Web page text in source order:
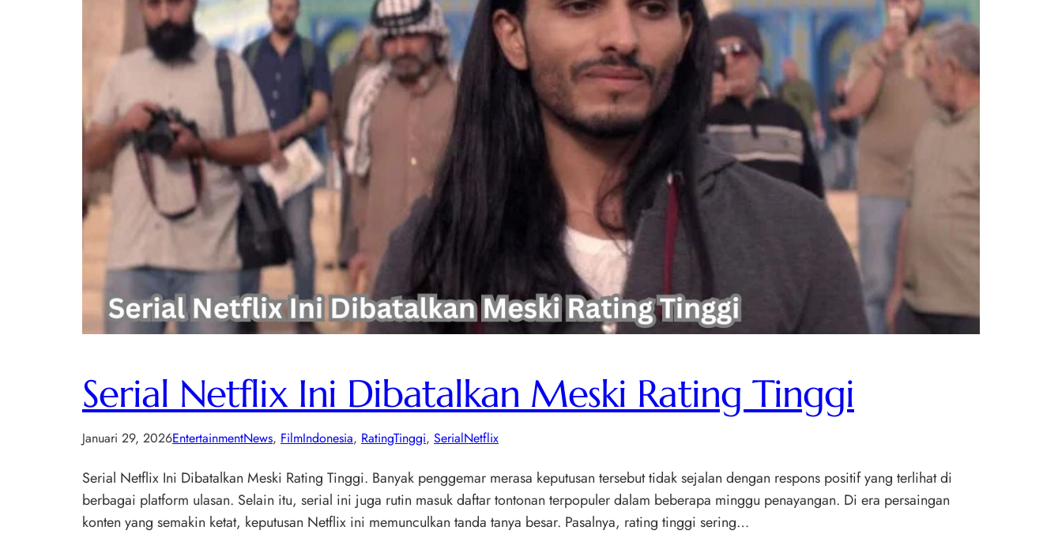
Serial Netflix Ini Dibatalkan Meski Rating Tinggi
Januari 29, 2026EntertainmentNews, FilmIndonesia, RatingTinggi, SerialNetflix
Serial Netflix Ini Dibatalkan Meski Rating Tinggi. Banyak penggemar merasa keputusan tersebut tidak sejalan dengan respons positif yang terlihat di
berbagai platform ulasan. Selain itu, serial ini juga rutin masuk daftar tontonan terpopuler dalam beberapa minggu penayangan. Di era persaingan
konten yang semakin ketat, keputusan Netflix ini memunculkan tanda tanya besar. Pasalnya, rating tinggi sering…